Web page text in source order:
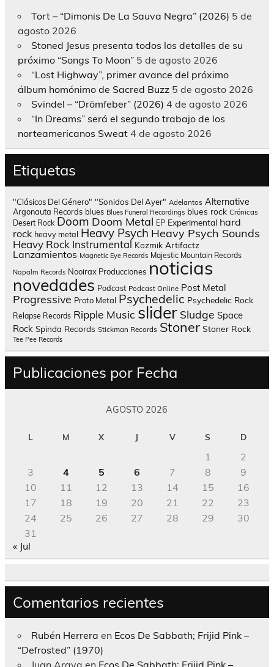
Tort – “Dimonis De La Sauva Negra” (2026) 5 de
agosto 2026
Stoned Jesus presenta todos los detalles de su
próximo “Songs To Moon” 5 de agosto 2026
“Lost Highway”, primer avance del próximo
álbum homónimo de Sacred Buzz 5 de agosto 2026
Svindel – “Drömfeber” (2026) 4 de agosto 2026
“In Dreams” será el segundo trabajo de los
norteamericanos Sweat 4 de agosto 2026
Etiquetas
"Clásicos Del Género" "Sonidos Del Ayer" Adelantos Alternative
Argonauta Records blues Blues Funeral Recordings blues rock Crónicas
Desert Rock Doom Doom Metal EP Experimental hard
rock heavy metal Heavy Psych Heavy Psych Sounds
Heavy Rock Instrumental Kozmik Artifactz
Lanzamientos Magnetic Eye Records Majestic Mountain Records
Napalm Records Nooirax Producciones noticias
novedades Podcast Podcast Online Post Metal
Progressive Proto Metal Psychedelic Psychedelic Rock
Relapse Records Ripple Music slider Sludge Space
Rock Spinda Records Stickman Records Stoner Stoner Rock
Tee Pee Records
Publicaciones por Fecha
AGOSTO 2026
L M X J V S D
1
2
3
4 5 6 7 8
9
10
11 12 13 14 15
16
17
18 19 20 21 22
23
24
25 26 27 28 29
30
31
« Jul
Comentarios recientes
Rubén Herrera en Ecos De Sabbath; Frijid Pink –
“Defrosted” (1970)